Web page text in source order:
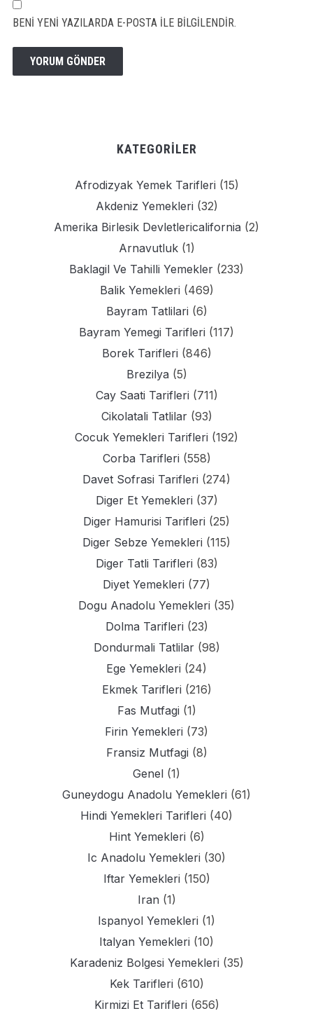
BENI YENI YAZILARDA E-POSTA ILE BILGILENDIR.
KATEGORILER
Afrodizyak Yemek Tarifleri (15)
Akdeniz Yemekleri (32)
Amerika Birlesik Devletlericalifornia (2)
Arnavutluk(1)
Baklagil Ve Tahilli Yemekler (233)
Balik Yemekleri (469)
Bayram Tatlilari (6)
Bayram Yemegi Tarifleri (117)
Borek Tarifleri (846)
Brezilya (5)
Cay Saati Tarifleri (711)
Cikolatali Tatlilar(93)
Cocuk Yemekleri Tarifleri (192)
Corba Tarifleri (558)
Davet Sofrasi Tarifleri (274)
Diger Et Yemekleri (37)
Diger Hamurisi Tarifleri (25)
Diger Sebze Yemekleri (115)
Diger Tatli Tarifleri (83)
Diyet Yemekleri (77)
Dogu Anadolu Yemekleri (35)
Dolma Tarifleri (23)
Dondurmali Tatlilar(98)
Ege Yemekleri (24)
Ekmek Tarifleri (216)
Fas Mutfagi (1)
Firin Yemekleri (73)
Fransiz Mutfagi (8)
Genel (1)
Guneydogu Anadolu Yemekleri (61)
Hindi Yemekleri Tarifleri (40)
Hint Yemekleri (6)
Ic Anadolu Yemekleri (30)
Iftar Yemekleri (150)
Iran (1)
Ispanyol Yemekleri (1)
Italyan Yemekleri (10)
Karadeniz Bolgesi Yemekleri (35)
Kek Tarifleri (610)
Kirmizi Et Tarifleri (656)